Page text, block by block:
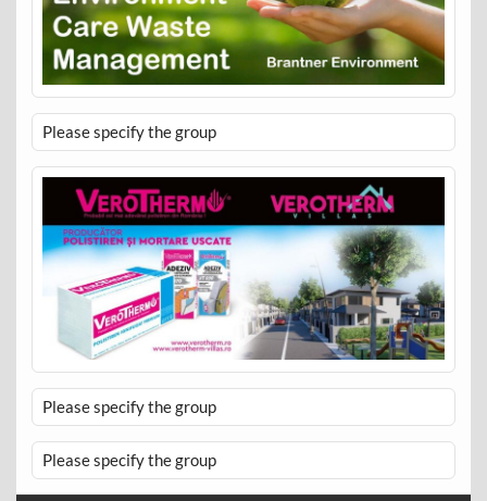
Please specify the group
Please specify the group
Please specify the group